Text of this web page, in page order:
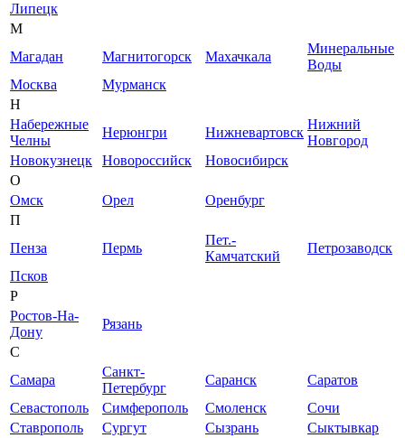
Липецк
М
Магадан
Магнитогорск Махачкала
Минеральные
Воды
Москва
Мурманск
Н
Набережные
Челны
Нерюнгри Нижневартовск
Нижний
Новгород
Новокузнецк
Новороссийск
Новосибирск
О
Омск
Орел
Оренбург
П
Пенза
Пермь
Пет.-
Камчатский
Петрозаводск
Псков
Р
Ростов-На-
Дону
Рязань
С
Самара
Санкт-
Петербург
Саранск
Саратов
Севастополь
Симферополь Смоленск
Сочи
Ставрополь
Сургут Сызрань
Сыктывкар